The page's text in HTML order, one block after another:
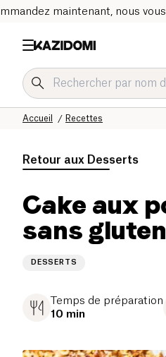
maintenant, nous
Recettes
Accueil
Retour aux Desserts
Cake aux
sans gluten
DESSERTS
Temps de préparation
10 min